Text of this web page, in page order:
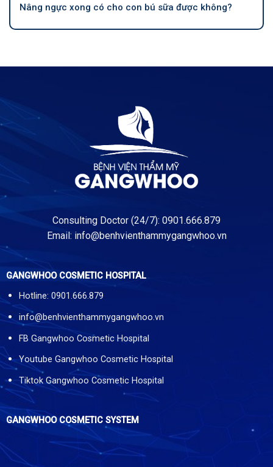
Nâng ngực xong có cho con bú sữa được không?
Consulting Doctor (24/7): 0901.666.879
Email: info@benhvienthammygangwhoo.vn
GANGWHOO COSMETIC HOSPITAL
Hotline: 0901.666.879
info@benhvienthammygangwhoo.vn
FB Gangwhoo Cosmetic Hospital
Youtube Gangwhoo Cosmetic Hospital
Tiktok Gangwhoo Cosmetic Hospital
GANGWHOO COSMETIC SYSTEM